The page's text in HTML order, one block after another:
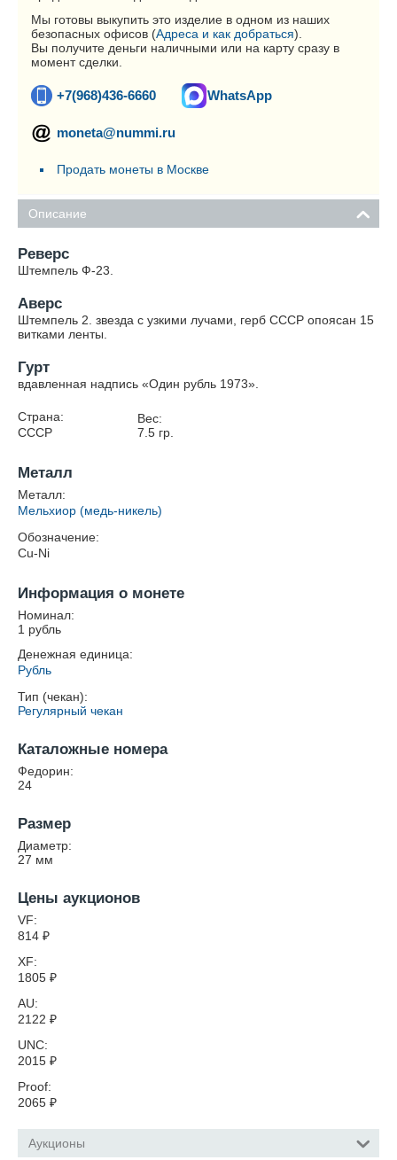
Мы готовы выкупить это изделие в одном из наших
безопасных офисов (Адреса и как добраться).
Вы получите деньги наличными или на карту сразу в
момент сделки.
+7(968)436-6660 WhatsApp
moneta@nummi.ru
Продать монеты в Москве
Описание
Реверс
Штемпель Ф-23.
Аверс
Штемпель 2. звезда с узкими лучами, герб СССР опоясан 15
витками ленты.
Гурт
вдавленная надпись «Один рубль 1973».
Страна:
СССР
Вес:
7.5гр.
Металл
Металл:
Мельхиор (медь-никель)
Обозначение:
Cu-Ni
Информация о монете
Номинал:
1 рубль
Денежная единица:
Рубль
Тип (чекан):
Регулярный чекан
Каталожные номера
Федорин:
24
Размер
Диаметр:
27 мм
Цены аукционов
VF:
814 ₽
XF:
1805 ₽
AU:
2122 ₽
UNC:
2015 ₽
Proof:
2065 ₽
Аукционы